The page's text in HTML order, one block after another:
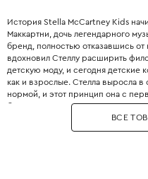
История Stella McCartney Kids
Маккартни, дочь легендарного
бренд, полностью отказавшись
вдохновил Стеллу расширить
детскую моду, и сегодня детские
как и взрослые. Стелла выросла
нормой, и этот принцип она с
бренда. Бренд использует только
материалы: органический
из вторичного сырья и
ВСЕ